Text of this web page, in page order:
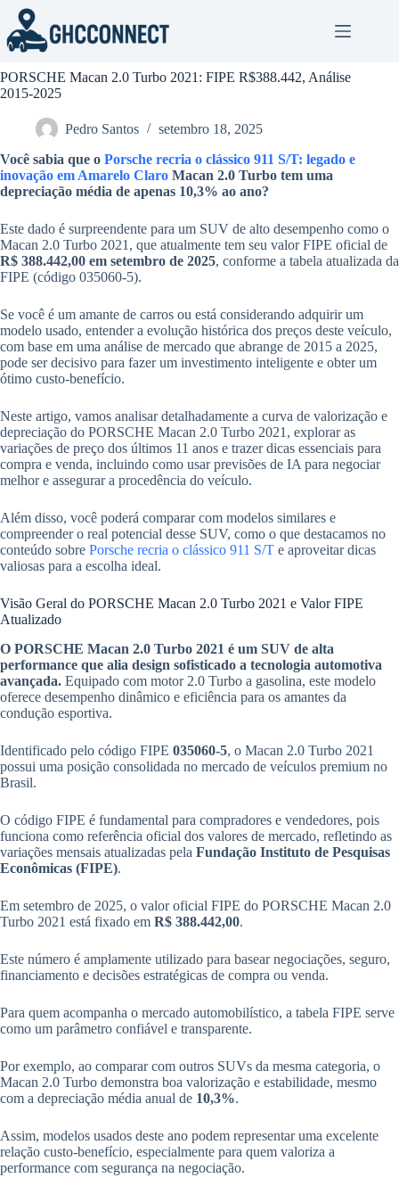
Pular
para
conteúdo
PORSCHE Macan 2.0 Turbo 2021: FIPE R$388.442, Análise
2015-2025
Pedro Santos
setembro 18, 2025
Você sabia que o Porsche recria o clássico 911 S/T: legado e
inovação em Amarelo Claro Macan 2.0 Turbo tem uma
depreciação média de apenas 10,3% ao ano?
Este dado é surpreendente para um SUV de alto desempenho como o
Macan 2.0 Turbo 2021, que atualmente tem seu valor FIPE oficial de
R$ 388.442,00 em setembro de 2025, conforme a tabela atualizada da
FIPE (código 035060-5).
Se você é um amante de carros ou está considerando adquirir um
modelo usado, entender a evolução histórica dos preços deste veículo,
com base em uma análise de mercado que abrange de 2015 a 2025,
pode ser decisivo para fazer um investimento inteligente e obter um
ótimo custo-benefício.
Neste artigo, vamos analisar detalhadamente a curva de valorização e
depreciação do PORSCHE Macan 2.0 Turbo 2021, explorar as
variações de preço dos últimos 11 anos e trazer dicas essenciais para
compra e venda, incluindo como usar previsões de IA para negociar
melhor e assegurar a procedência do veículo.
Além disso, você poderá comparar com modelos similares e
compreender o real potencial desse SUV, como o que destacamos no
conteúdo sobre Porsche recria o clássico 911 S/T e aproveitar dicas
valiosas para a escolha ideal.
Visão Geral do PORSCHE Macan 2.0 Turbo 2021 e Valor FIPE
Atualizado
O PORSCHE Macan 2.0 Turbo 2021 é um SUV de alta
performance que alia design sofisticado a tecnologia automotiva
avançada. Equipado com motor 2.0 Turbo a gasolina, este modelo
oferece desempenho dinâmico e eficiência para os amantes da
condução esportiva.
Identificado pelo código FIPE 035060-5, o Macan 2.0 Turbo 2021
possui uma posição consolidada no mercado de veículos premium no
Brasil.
O código FIPE é fundamental para compradores e vendedores, pois
funciona como referência oficial dos valores de mercado, refletindo as
variações mensais atualizadas pela Fundação Instituto de Pesquisas
Econômicas (FIPE).
Em setembro de 2025, o valor oficial FIPE do PORSCHE Macan 2.0
Turbo 2021 está fixado em R$ 388.442,00.
Este número é amplamente utilizado para basear negociações, seguro,
financiamento e decisões estratégicas de compra ou venda.
Para quem acompanha o mercado automobilístico, a tabela FIPE serve
como um parâmetro confiável e transparente.
Por exemplo, ao comparar com outros SUVs da mesma categoria, o
Macan 2.0 Turbo demonstra boa valorização e estabilidade, mesmo
com a depreciação média anual de 10,3%.
Assim, modelos usados deste ano podem representar uma excelente
relação custo-benefício, especialmente para quem valoriza a
performance com segurança na negociação.